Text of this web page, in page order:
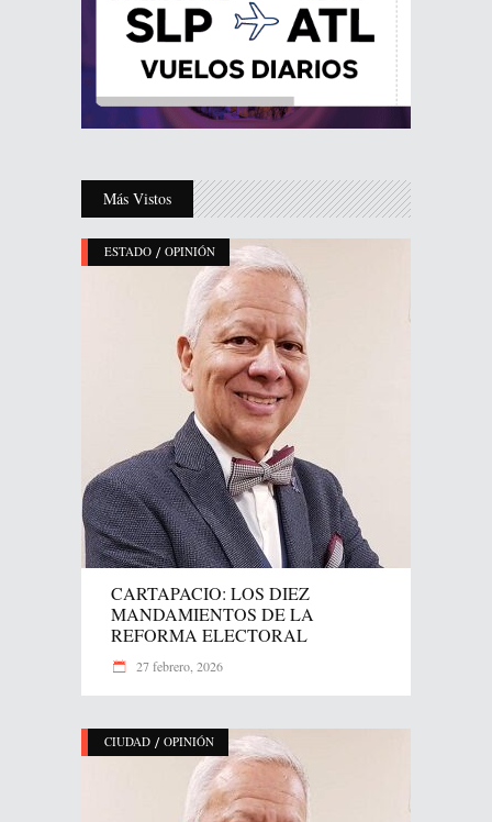
Más Vistos
ESTADO / OPINIÓN
CARTAPACIO: LOS DIEZ
MANDAMIENTOS DE LA
REFORMA ELECTORAL
27 febrero, 2026
CIUDAD / OPINIÓN